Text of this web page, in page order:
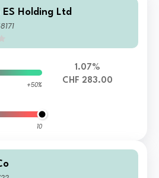
Holding Ltd
+50%
10
1.07%
CHF 283.00